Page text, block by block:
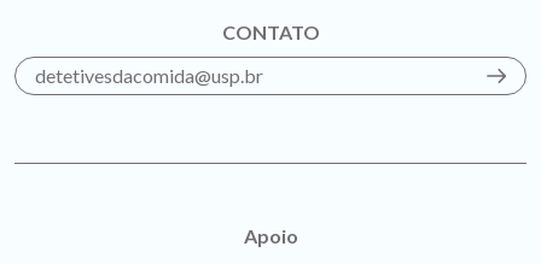
CONTATO
detetivesdacomida@usp.br
Apoio